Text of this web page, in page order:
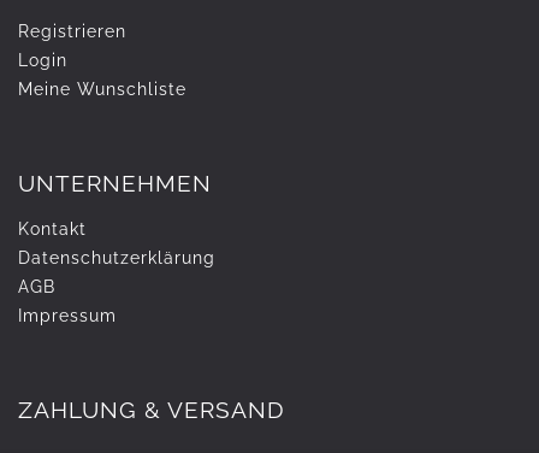
Registrieren
Login
Meine Wunschliste
UNTERNEHMEN
Kontakt
Daten­schutz­erklärung
AGB
Impressum
ZAHLUNG & VERSAND